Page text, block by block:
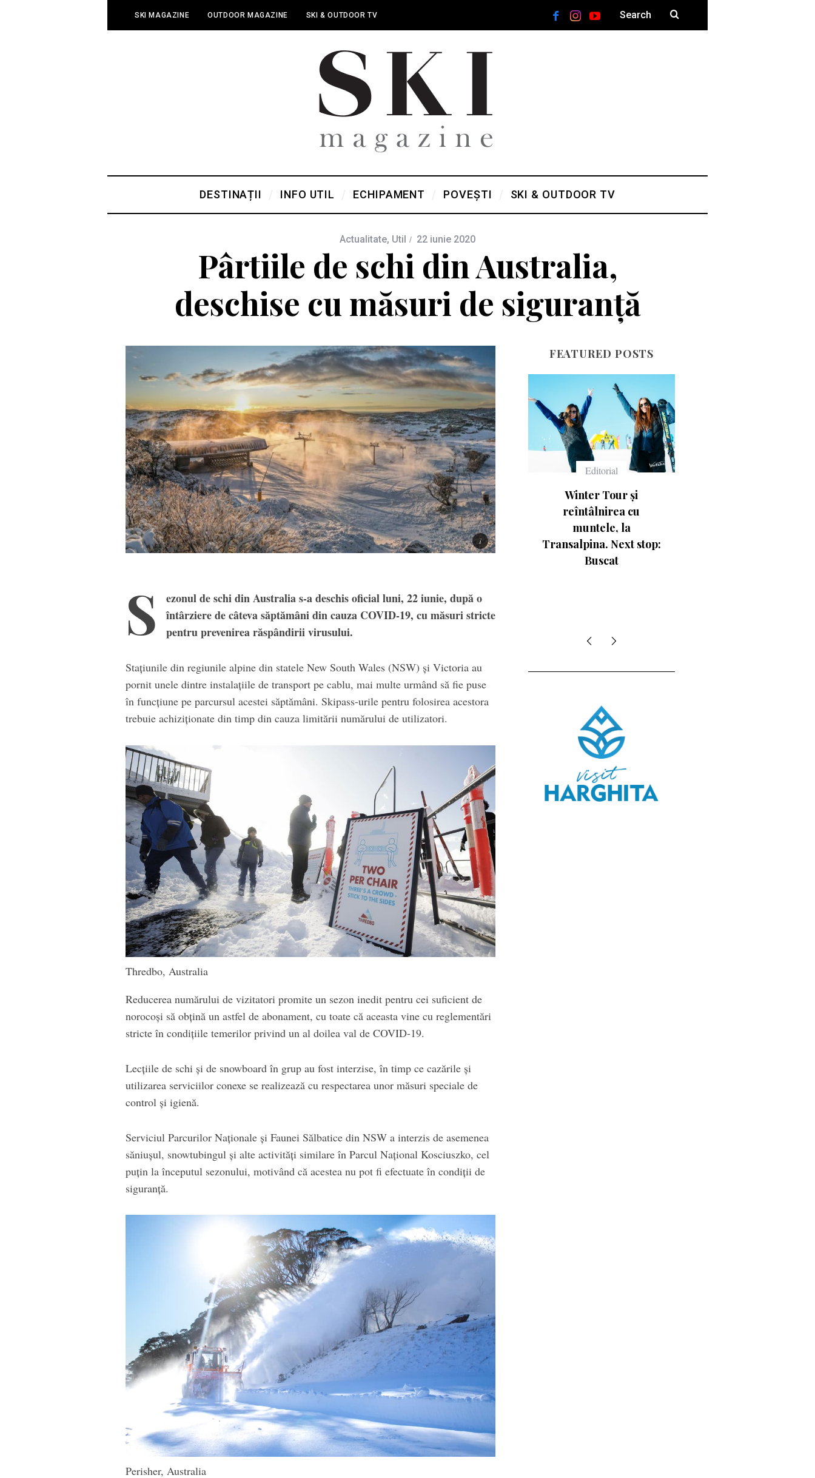
SKI MAGAZINE OUTDOOR MAGAZINE SKI & OUTDOOR TV
DESTINAȚII INFO UTIL ECHIPAMENT POVEȘTI SKI & OUTDOOR TV
Actualitate, Util 22 iunie 2020
Pârtiile de schi din Australia,
deschise cu măsuri de siguranţă
S
ezonul de schi din Australia s-a deschis oficial luni, 22 iunie, după o
întârziere de câteva săptămâni din cauza COVID-19, cu măsuri stricte
pentru prevenirea răspândirii virusului.
Staţiunile din regiunile alpine din statele New South Wales (NSW) şi Victoria au
pornit unele dintre instalaţiile de transport pe cablu, mai multe urmând să fie puse
în funcţiune pe parcursul acestei săptămâni. Skipass-urile pentru folosirea acestora
trebuie achiziţionate din timp din cauza limitării numărului de utilizatori.
Thredbo, Australia
Reducerea numărului de vizitatori promite un sezon inedit pentru cei suficient de
norocoşi să obţină un astfel de abonament, cu toate că aceasta vine cu reglementări
stricte în condiţiile temerilor privind un al doilea val de COVID-19.
Lecţiile de schi şi de snowboard în grup au fost interzise, în timp ce cazările şi
utilizarea serviciilor conexe se realizează cu respectarea unor măsuri speciale de
control şi igienă.
Serviciul Parcurilor Naţionale şi Faunei Sălbatice din NSW a interzis de asemenea
săniuşul, snowtubingul şi alte activităţi similare în Parcul Naţional Kosciuszko, cel
puţin la începutul sezonului, motivând că acestea nu pot fi efectuate în condiţii de
siguranţă.
Perisher, Australia
FEATURED POSTS
Echipament
Casca Salomon Pioneer
Visor
Editorial
Winter Tour și
reîntâlnirea cu
muntele, la
Transalpina. Next stop:
Echipament
Ce înseamnă numerele
de pe schiuri